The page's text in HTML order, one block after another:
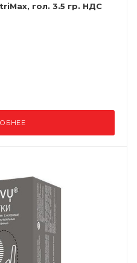
гол. 3.5 гр. НДС